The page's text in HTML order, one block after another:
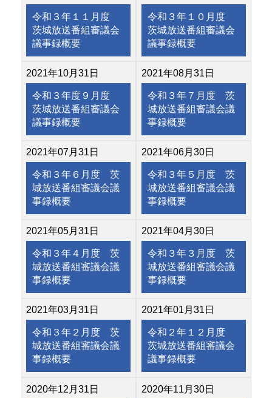
令和３年１１月度
茨城放送番組審議会
議事録概要
令和３年１０月度
茨城放送番組審議会
議事録概要
2021年10月31日
令和３年度９月度
茨城放送番組審議会
議事録概要
2021年08月31日
令和３年７月度 茨
城放送番組審議会議
事録概要
2021年07月31日
令和３年６月度 茨
城放送番組審議会議
事録概要
2021年06月30日
令和３年５月度 茨
城放送番組審議会議
事録概要
2021年05月31日
令和３年４月度 茨
城放送番組審議会議
事録概要
2021年04月30日
令和３年３月度 茨
城放送番組審議会議
事録概要
2021年03月31日
令和３年２月度 茨
城放送番組審議会議
事録概要
2021年01月31日
令和２年１２月度
茨城放送番組審議会
議事録概要
2020年12月31日 2020年11月30日